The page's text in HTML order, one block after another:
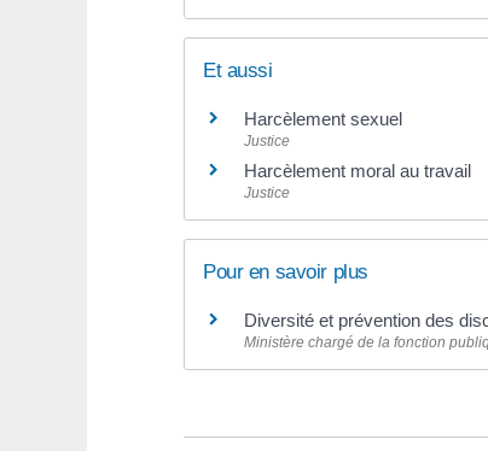
Et aussi
Harcèlement sexuel
Justice
Harcèlement moral au travail
Justice
Pour en savoir plus
Diversité et prévention des
Ministère chargé de la fonction